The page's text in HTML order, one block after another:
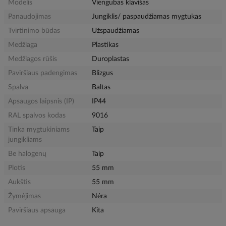
Modelis
Viengubas klavišas
Panaudojimas
Jungiklis/ paspaudžiamas mygtukas
Tvirtinimo būdas
Užspaudžiamas
Medžiaga
Plastikas
Medžiagos rūšis
Duroplastas
Paviršiaus padengimas
Blizgus
Spalva
Baltas
Apsaugos laipsnis (IP)
IP44
RAL spalvos kodas
9016
Tinka mygtukiniams
jungikliams
Taip
Be halogenų
Taip
Plotis
55 mm
Aukštis
55 mm
Žymėjimas
Nėra
Paviršiaus apsauga
Kita